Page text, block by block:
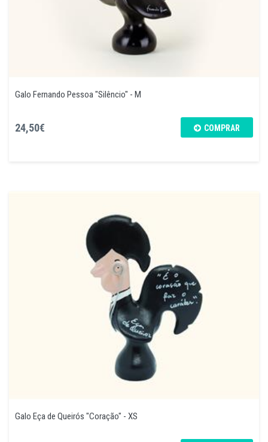
Galo Fernando Pessoa "Silêncio" - M
24,50€ COMPRAR
Galo Eça de Queirós "Coração" - XS